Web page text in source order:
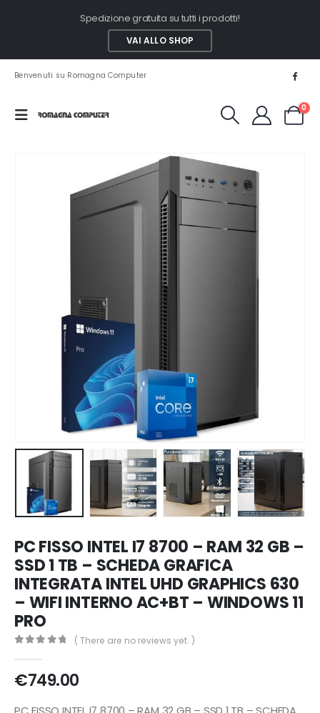
Spedizione gratuita su tutti i prodotti!
VAI ALLO SHOP
Benvenuti su Romagna Computer
0
PC FISSO INTEL I7 8700 – RAM 32 GB –
SSD 1 TB – SCHEDA GRAFICA
INTEGRATA INTEL UHD GRAPHICS 630
– WIFI INTERNO AC+BT – WINDOWS 11
PRO
( There are no reviews yet. )
€749.00